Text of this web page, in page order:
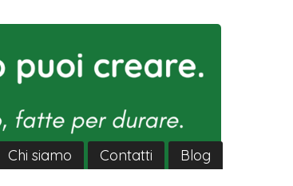
Chi siamo Contatti Blog